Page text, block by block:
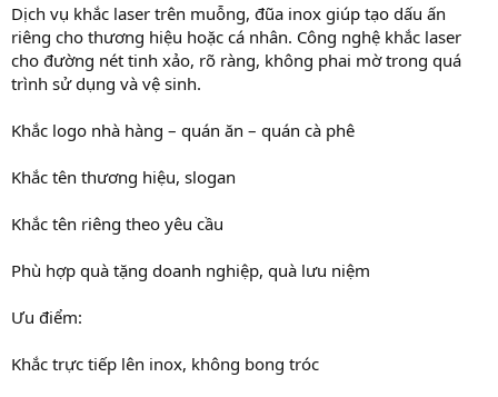
Dịch vụ khắc laser trên muỗng, đũa inox giúp tạo dấu ấn
riêng cho thương hiệu hoặc cá nhân. Công nghệ khắc laser
cho đường nét tinh xảo, rõ ràng, không phai mờ trong quá
trình sử dụng và vệ sinh.
Khắc logo nhà hàng – quán ăn – quán cà phê
Khắc tên thương hiệu, slogan
Khắc tên riêng theo yêu cầu
Phù hợp quà tặng doanh nghiệp, quà lưu niệm
Ưu điểm:
Khắc trực tiếp lên inox, không bong tróc